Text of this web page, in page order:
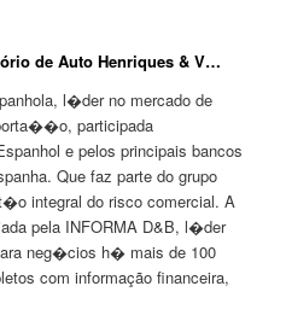
de Auto Henriques & V…
l�der no mercado de
participada
e pelos principais bancos
Que faz parte do grupo
integral do risco comercial. A
pela INFORMA D&B, l�der
neg�cios h� mais de 100
com informação financeira,